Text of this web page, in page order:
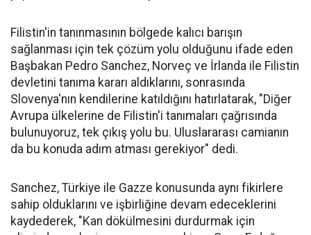
Filistin'in tanınmasının bölgede kalıcı barışın
sağlanması için tek çözüm yolu olduğunu ifade eden
Başbakan Pedro Sanchez, Norveç ve İrlanda ile Filistin
devletini tanıma kararı aldıklarını, sonrasında
Slovenya'nın kendilerine katıldığını hatırlatarak, "Diğer
Avrupa ülkelerine de Filistin'i tanımaları çağrısında
bulunuyoruz, tek çıkış yolu bu. Uluslararası camianın
da bu konuda adım atması gerekiyor" dedi.
Sanchez, Türkiye ile Gazze konusunda aynı fikirlere
sahip olduklarını ve işbirliğine devam edeceklerini
kaydederek, "Kan dökülmesini durdurmak için